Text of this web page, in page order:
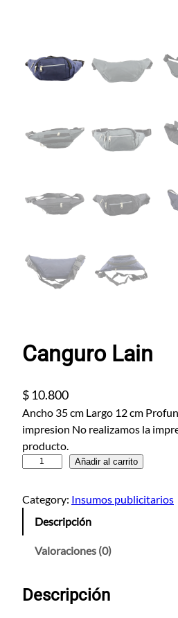
Canguro Lain
$ 10.800
Ancho 35 cm Largo 12 cm
impresion No realizamos la
producto.
n
g
a
Añadir al carrito
Category: Insumos publicitarios
Descripción
Valoraciones (0)
Descripción